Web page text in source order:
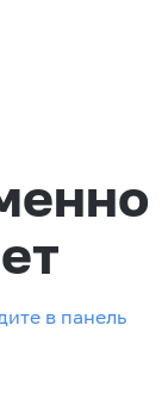
в панель